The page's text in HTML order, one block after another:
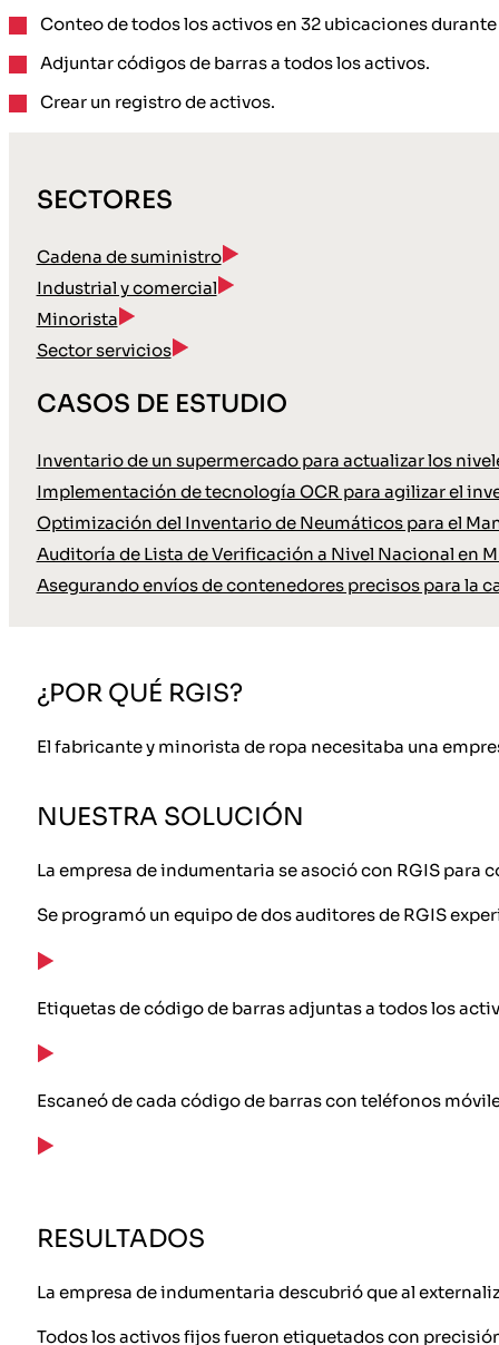
Conteo de todos los activos en 32 ubicaciones
Adjuntar códigos de barras a todos los activos.
Crear un registro de activos.
SECTORES
Cadena de suministro
Industrial y comercial
Minorista
Sector servicios
CASOS DE ESTUDIO
Inventario de un supermercado para actualizar los
Implementación de tecnología OCR para agilizar el
Optimización del Inventario de Neumáticos para el
Auditoría de Lista de Verificación a Nivel Nacional en
Asegurando envíos de contenedores precisos para la
¿POR QUÉ RGIS?
El fabricante y minorista de ropa necesitaba una
NUESTRA SOLUCIÓN
La empresa de indumentaria se asoció con RGIS
Se programó un equipo de dos auditores de RGIS
Etiquetas de código de barras adjuntas a todos los
Escaneó de cada código de barras con teléfonos
RESULTADOS
La empresa de indumentaria descubrió que al
Todos los activos fijos fueron etiquetados con